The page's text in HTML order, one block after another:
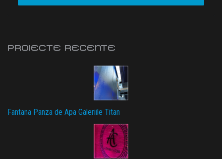
PROIECTE RECENTE
Fantana Panza de Apa Galeriile Titan